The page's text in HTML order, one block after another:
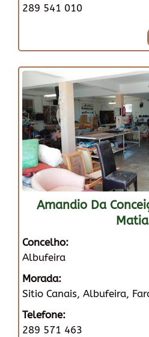
289 541 010
Amandio Da
Concelho:
Albufeira
Morada:
Sitio Canais, Albufeira,
Telefone:
289 571 463